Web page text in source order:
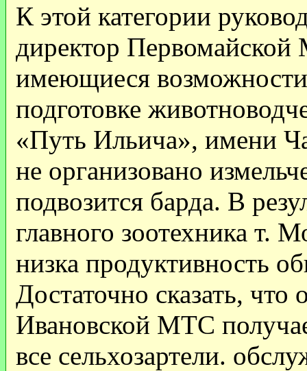
К этой категории
директор
имеющиеся
подготовке
«Путь Ильича», имени
не организовано
подвозится барда. В
главного зоотехника т.
низка продуктивность
Достаточно сказать,
Ивановской МТС
все сельхозартели.